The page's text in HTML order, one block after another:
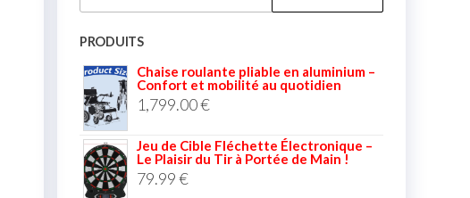
PRODUITS
Chaise roulante pliable en aluminium –
Confort et mobilité au quotidien
1,799.00€
Jeu de Cible Fléchette Électronique –
Le Plaisir du Tir à Portée de Main !
79.99€